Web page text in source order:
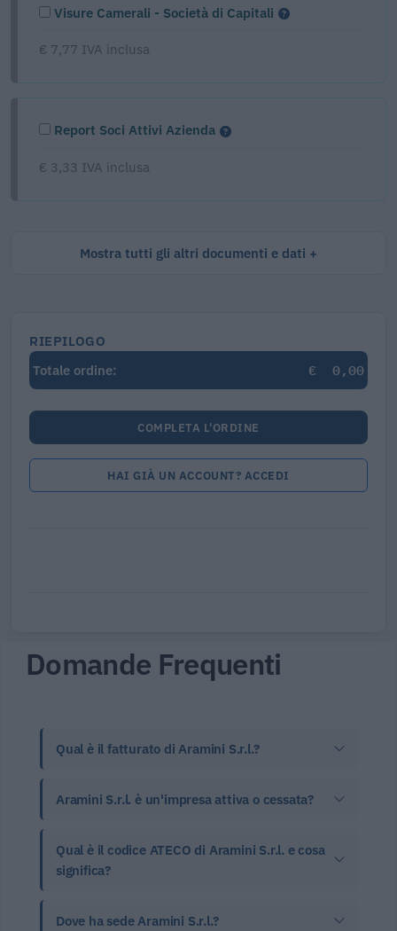
Visure Camerali - Società di Capitali
€ 7,77 IVA inclusa
Report Soci Attivi Azienda
€ 3,33 IVA inclusa
Mostra tutti gli altri documenti e dati
RIEPILOGO
Totale ordine:
€ 0,00
COMPLETA L'ORDINE
HAI GIÀ UN ACCOUNT? ACCEDI
Domande Frequenti
Qual è il fatturato di Aramini S.r.l.?
Aramini S.r.l. è un'impresa attiva o cessata?
Qual è il codice ATECO di Aramini S.r.l. e cosa
significa?
Dove ha sede Aramini S.r.l.?